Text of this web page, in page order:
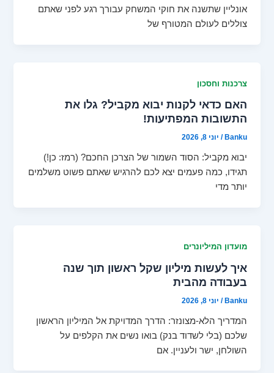
אונליין שתשנה את חוקי המשחק עבורך רגע לפני שאתם
צוללים לעולם המטורף של
צרכנות וחסכון
האם כדאי לקנות יבוא מקביל? גלו את
התשובות המפתיעות!
Banku
/ יוני 8, 2026
יבוא מקביל: הסוד השמור של הצרכן החכם? (רמז: כן!)
תגידו, כמה פעמים יצא לכם להרגיש שאתם פשוט משלמים
יותר מדי
מועדון המיליונרים
איך לעשות מיליון שקל ראשון תוך שנה
בעבודה מהבית
Banku
/ יוני 8, 2026
המדריך הלא-מצונזר: הדרך המדויקת אל המיליון הראשון
שלכם (בלי לשדוד בנק) בואו נשים את הקלפים על
השולחן, ישר ולעניין. אם